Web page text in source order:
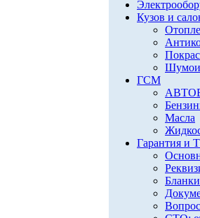
Кузов и
ГСМ
Масла
Гарантия и